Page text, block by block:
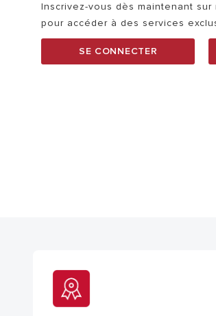
Inscrivez-vous dès maintenant
pour accéder à des services
SE CONNECTER